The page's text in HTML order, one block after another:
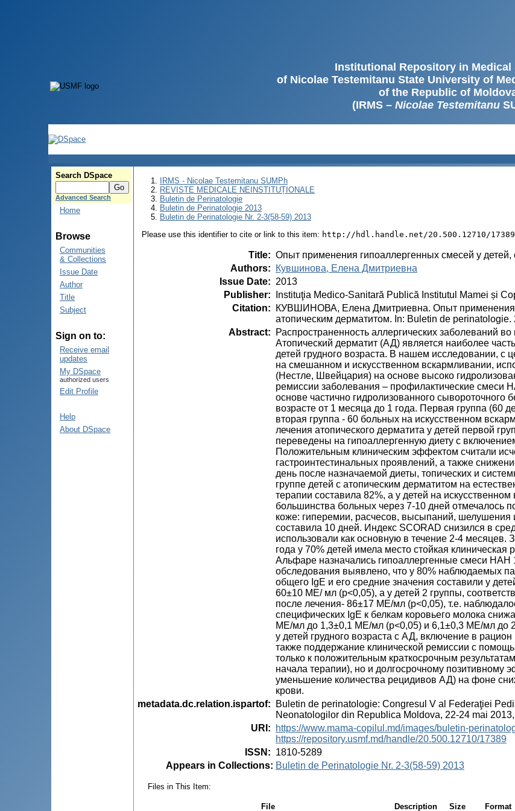
Institutional Repository in Medical
of Nicolae Testemitanu State University of
of the Republic of
(IRMS – Nicolae Testemitanu
Search DSpace
Advanced Search
Home
Browse
Communities
& Collections
Issue Date
Author
Title
Subject
Sign on to:
Receive email
updates
My DSpace
authorized users
Edit Profile
Help
About DSpace
IRMS - Nicolae Testemitanu SUMPh
REVISTE MEDICALE NEINSTITUȚIONALE
Buletin de Perinatologie
Buletin de Perinatologie 2013
Buletin de Perinatologie Nr. 2-3(58-59) 2013
Please use this identifier to cite or link to this item: http://hdl.handle.net/20.500.12710/17389
Title: Опыт применения гипоаллергенных смесей у
Authors:
Кувшинова, Елена Дмитриевна
Issue Date: 2013
Publisher:
Instituţia Medico-Sanitară Publică Institutul Mamei și
Citation:
КУВШИНОВА, Елена Дмитриевна. Опыт применения
атопическим дерматитом. In: Buletin de
Abstract:
Распространенность аллергических заболеваний
Атопический дерматит (АД) является наиболее
детей грудного возраста. В нашем исследовании,
на смешанном и искусственном вскармливании,
(Нестле, Швейцария) на основе высоко
ремиссии заболевания – профилактические
основе частично гидролизованного
возрасте от 1 месяца до 1 года. Первая группа (60
вторая группа - 60 больных на искусственном
лечения атопического дерматита у детей первой
переведены на гипоаллергенную диету с
Положительным клиническим эффектом считали
гастроинтестинальных проявлений, а также
день после назначаемой диеты, топических и
группе детей с атопическим дерматитом на
терапии составила 82%, а у детей на
большинства больных через 7-10 дней отмечалось
коже: гиперемии, расчесов, высыпаний, шелушения
составила 10 дней. Индекс SCORAD снизился в
использовали как основную в течение 2-4 месяцев.
года у 70% детей имела место стойкая
Альфаре назначались гипоаллергенные смеси НАН
обследования выявлено, что у 80% наблюдаемых
общего IgE и его средние значения составили у
60±10 МЕ/ мл (р<0,05), а у детей 2 группы,
после лечения- 86±17 МЕ/мл (р<0,05), т.е.
специфических IgE к белкам коровьего молока
МЕ/мл до 1,3±0,1 МЕ/мл (р<0,05) и 6,1±0,3 МЕ/мл до
у детей грудного возраста с АД, включение в
также поддержание клинической ремиссии с
только к положительным краткосрочным
начала терапии), но и долгосрочному позитивному
уменьшение количества рецидивов АД) на фоне
крови.
metadata.dc.relation.ispartof:
Buletin de perinatologie: Congresul V al Federaţiei
Neonatologilor din Republica Moldova, 22-24 mai
URI :
https://www.mama-copilul.md/images/buletin-
https://repository.usmf.md/handle/20.500.12710/17389
ISSN : 1810-5289
Appears in Collections: Buletin de Perinatologie Nr. 2-3(58-59) 2013
Files in This Item:
File Description Size Format